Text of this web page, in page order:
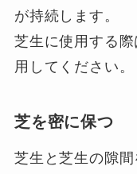
が持続します。
芝生に使用する
用してください。
芝を密に保つ
芝生と芝生の隙間